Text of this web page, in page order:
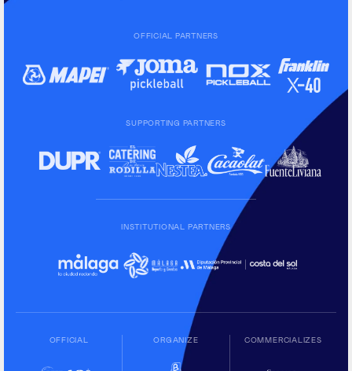
OFFICIAL PARTNERS
SUPPORTING PARTNERS
INSTITUTIONAL PARTNERS
OFFICIAL ORGANIZE COMMERCIALIZES